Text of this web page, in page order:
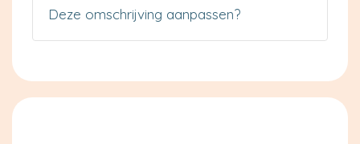
Deze omschrijving aanpassen?